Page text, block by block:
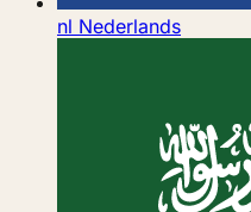
nl Nederlands